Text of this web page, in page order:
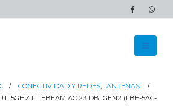
CONECTIVIDAD Y REDES, ANTENAS
5GHZ LITEBEAM AC 23 DBI GEN2 (LBE-5AC-